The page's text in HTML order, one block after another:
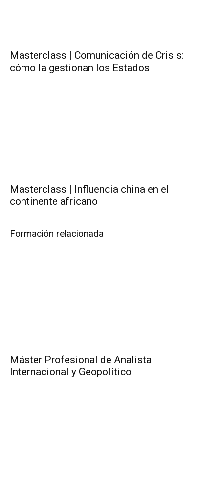
Masterclass | Comunicación de Crisis:
cómo la gestionan los Estados
Masterclass | Influencia china en el
continente africano
Formación relacionada
Máster Profesional de Analista
Internacional y Geopolítico